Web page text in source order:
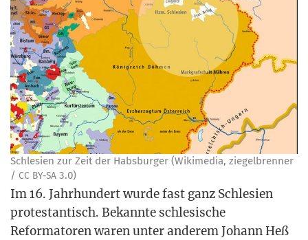
Schle­si­en zur Zeit der Habs­bur­ger (Wiki­me­dia, zie­gel­bren­ner
/ CC BY-SA 3.0)
Im 16. Jahr­hun­dert wur­de fast ganz Schle­si­en
pro­tes­tan­tisch. Bekann­te schle­si­sche
Refor­ma­to­ren waren unter ande­rem Johann Heß